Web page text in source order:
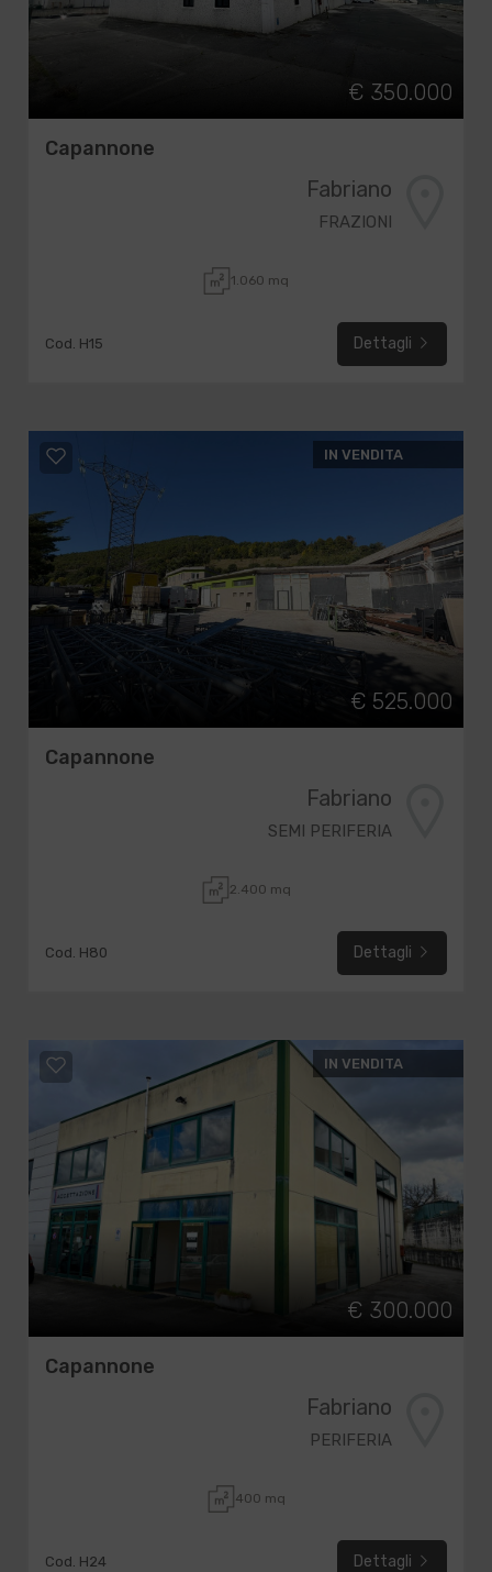
€ 350.000
Capannone
Fabriano
FRAZIONI
1.060 mq
Cod. H15 Dettagli
IN VENDITA
€ 525.000
Capannone
Fabriano
SEMI PERIFERIA
2.400 mq
Cod. H80 Dettagli
IN VENDITA
€ 300.000
Capannone
Fabriano
PERIFERIA
400 mq
Cod. H24 Dettagli